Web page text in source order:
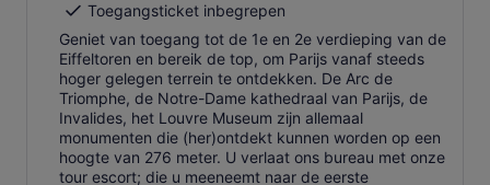
Toegangsticket inbegrepen
Geniet van toegang tot de 1e en 2e verdieping van de
Eiffeltoren en bereik de top, om Parijs vanaf steeds
hoger gelegen terrein te ontdekken. De Arc de
Triomphe, de Notre-Dame kathedraal van Parijs, de
Invalides, het Louvre Museum zijn allemaal
monumenten die (her)ontdekt kunnen worden op een
hoogte van 276 meter. U verlaat ons bureau met onze
tour escort; die u meeneemt naar de eerste